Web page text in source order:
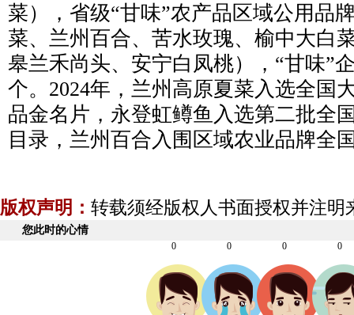
菜），省级“甘味”农产品区域公用品
菜、兰州百合、苦水玫瑰、榆中大白
皋兰禾尚头、安宁白凤桃），“甘味”
个。2024年，兰州高原夏菜入选全国
品金名片，永登虹鳟鱼入选第二批全
目录，兰州百合入围区域农业品牌全
版权声明： 转载须经版权人书面授权并注明
您此时的心情
0 0 0 0